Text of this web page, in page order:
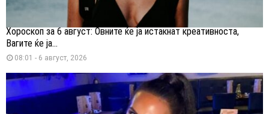
Хороскоп за 6 август: Овните ќе ја истакнат креативноста,
Вагите ќе ја...
08:01 - 6 август, 2026